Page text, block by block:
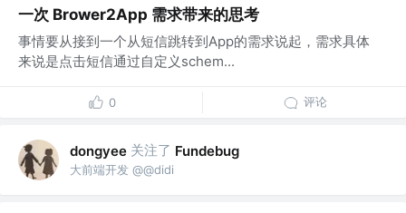
一次 Brower2App 需求带来的思考
事情要从接到一个从短信跳转到App的需求说起，需求具体
来说是点击短信通过自定义schem...
0 评论
dongyee 关注了 Fundebug
大前端开发 @@didi